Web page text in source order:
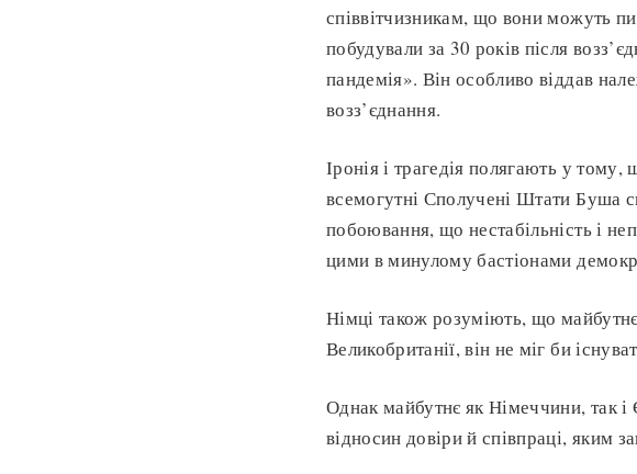
співвітчизникам, що вони можуть
побудували за 30 років після
пандемія». Він особливо віддав
возз’єднання.
Іронія і трагедія полягають у
всемогутні Сполучені Штати Буша
побоювання, що нестабільність і
цими в минулому бастіонами
Німці також розуміють, що
Великобританії, він не міг би
Однак майбутнє як Німеччини, так і
відносин довіри й співпраці,